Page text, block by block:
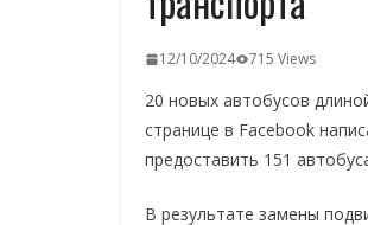
12/10/2024 715 Views
20 новых автобусов
странице в Facebook
предоставить 151
В результате замены